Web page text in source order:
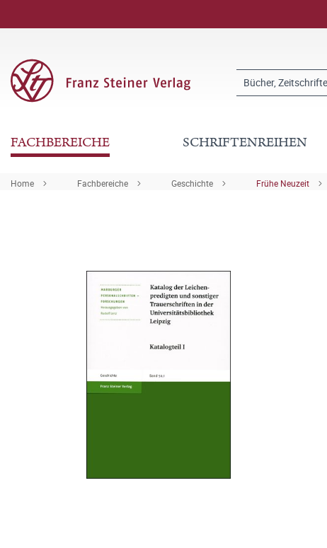
FACHBEREICHE SCHRIFTENREIHEN
Home Fachbereiche Geschichte Frühe Neuzeit